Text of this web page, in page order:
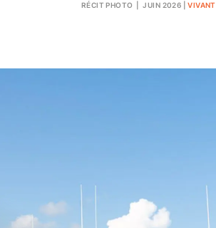
RÉCIT PHOTO | JUIN 2026 |VIVANT